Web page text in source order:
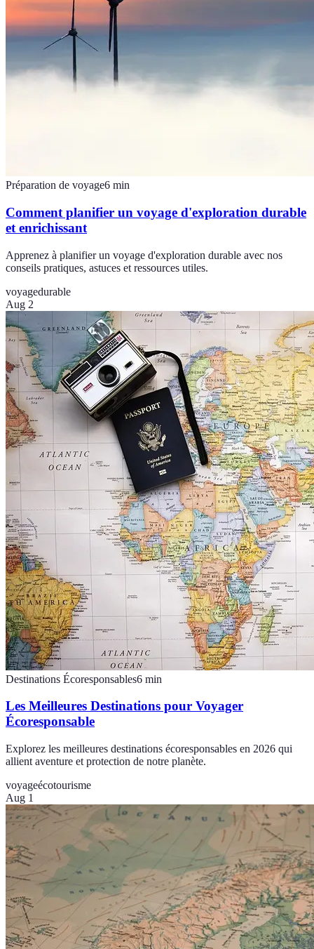
Préparation de voyage6 min
Comment planifier un voyage d'exploration durable
et enrichissant
Apprenez à planifier un voyage d'exploration durable avec nos
conseils pratiques, astuces et ressources utiles.
voyagedurable
Aug 2
Destinations Écoresponsables6 min
Les Meilleures Destinations pour Voyager
Écoresponsable
Explorez les meilleures destinations écoresponsables en 2026 qui
allient aventure et protection de notre planète.
voyageécotourisme
Aug 1